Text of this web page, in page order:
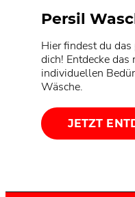
Persil
Hier findest du
dich! Entdecke
individuellen
Wäsche.
JETZT
Persil